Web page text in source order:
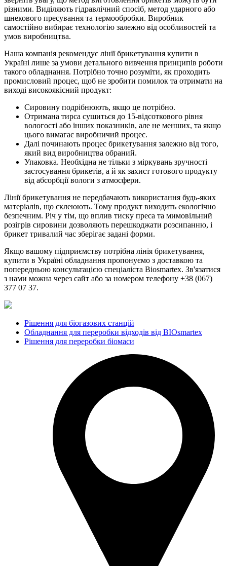
різними. Виділяють гідравлічний спосіб, метод ударного або
шнекового пресування та термообробки. Виробник
самостійно вибирає технологію залежно від особливостей та
умов виробництва.
Наша компанія рекомендує лінії брикетування купити в
Україні лише за умови детального вивчення принципів роботи
такого обладнання. Потрібно точно розуміти, як проходить
промисловий процес, щоб не зробити помилок та отримати на
виході високоякісний продукт:
Сировину подрібнюють, якщо це потрібно.
Отримана тирса сушиться до 15-відсоткового рівня
вологості або інших показників, але не менших, та якщо
цього вимагає виробничий процес.
Далі починають процес брикетування залежно від того,
який вид виробництва обраний.
Упаковка. Необхідна не тільки з міркувань зручності
застосування брикетів, а й як захист готового продукту
від абсорбції вологи з атмосфери.
Лінії брикетування не передбачають використання будь-яких
матеріалів, що склеюють. Тому продукт виходить екологічно
безпечним. Річ у тім, що вплив тиску преса та мимовільний
розігрів сировини дозволяють перешкоджати розсипанню, і
брикет тривалий час зберігає задані форми.
Якщо вашому підприємству потрібна лінія брикетування,
купити в Україні обладнання пропонуємо з доставкою та
попередньою консультацією спеціаліста Biosmartex. Зв'язатися
з нами можна через сайт або за номером телефону +38 (067)
377 07 37.
Рішення для біогазових станцій
Обладнання для переробки відходів від BIOsmartex
Рішення для переробки біомаси